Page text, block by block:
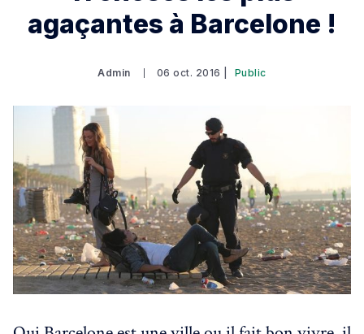
agaçantes à Barcelone !
Admin 06 oct. 2016 | Public